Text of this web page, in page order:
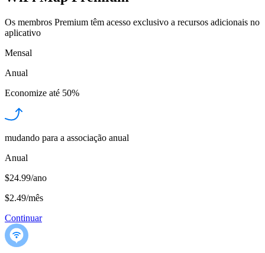
Os membros Premium têm acesso exclusivo a recursos adicionais no
aplicativo
Mensal
Anual
Economize até 50%
mudando para a associação anual
Anual
$24.99/ano
$2.49/mês
Continuar